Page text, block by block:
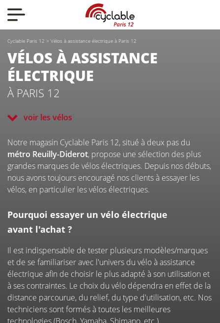
Nos actualités
Nos vélos
Qui sommes-nous ?
Nous contacter
CYCLABLE
À PARIS 12
VÉLOS À ASSISTANCE
ÉLECTRIQUE
À PARIS 12
Notre magasin Cyclable Paris 12, situé à deux pas du
métro Reuilly-Diderot, propose une sélection des plus
grandes marques de vélos électriques. Depuis nos débuts,
nous avons toujours encouragé nos clients à essayer les
vélos, en particulier les vélos électriques.
Pourquoi essayer un vélo électrique
avant l'achat ?
Il est indispensable de tester plusieurs modèles/marques
et de se familiariser avec l'univers du vélo à assistance
électrique afin de choisir le plus adapté à son utilisation et
à ses contraintes. Le choix du vélo dépendra en effet de la
distance parcourue, du relief, du type d'utilisation, etc. Nos
techniciens sont formés à toutes les meilleures
voir les vélos
Cyclable Paris 12 > Vélos à assistance électrique à Paris 12